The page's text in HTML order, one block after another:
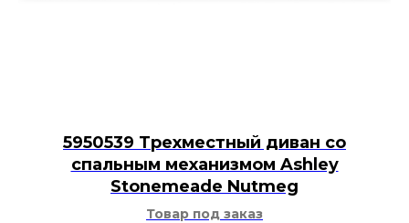
5950539 Трехместный диван со
спальным механизмом Ashley
Stonemeade Nutmeg
Товар под заказ